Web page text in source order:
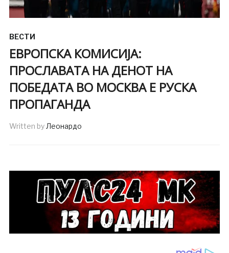
ВЕСТИ
ЕВРОПСКА КОМИСИЈА:
ПРОСЛАВAТА НА ДЕНОТ НА
ПОБЕДАТА ВО МОСКВА Е РУСКА
ПРОПАГАНДА
Written byЛеонардо